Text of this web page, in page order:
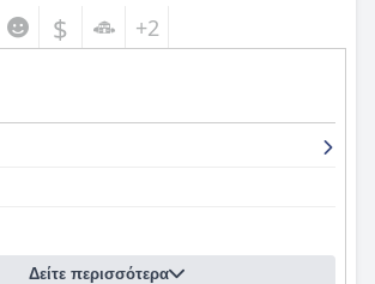
$ +2
Δείτε περισσότερα